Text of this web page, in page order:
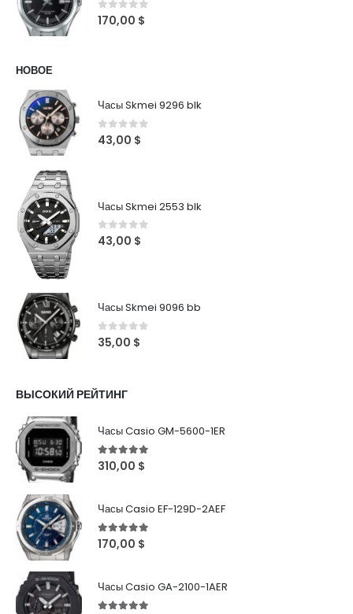
0out of 5
170,00 $
НОВОЕ
Часы Skmei 9296 blk
0 out of 5
43,00 $
Часы Skmei 2553 blk
0 out of 5
43,00 $
Часы Skmei 9096 bb
0out of 5
35,00 $
ВЫСОКИЙ РЕЙТИНГ
Часы Casio GM-5600-1ER
5out of 5
310,00 $
Часы Casio EF-129D-2AEF
5out of 5
170,00 $
Часы Casio GA-2100-1AER